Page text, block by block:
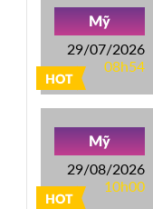
HOT
Mỹ
29/07/2026
08h54
HOT
Mỹ
29/08/2026
10h00